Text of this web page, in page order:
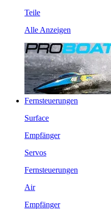
Teile
Alle Anzeigen
Fernsteuerungen
Surface
Empfänger
Servos
Fernsteuerungen
Air
Empfänger